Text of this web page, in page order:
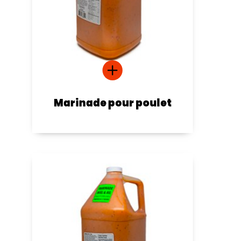
Marinade pour poulet